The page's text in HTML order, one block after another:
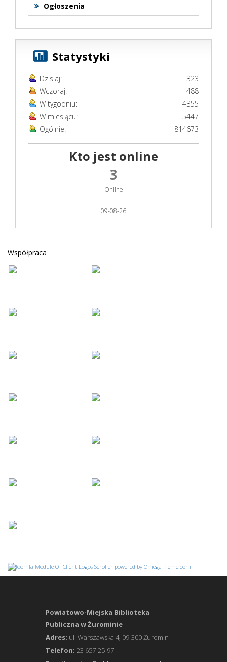
Ogłoszenia
Statystyki
Dzisiaj:
323
Wczoraj:
488
W tygodniu:
4355
W miesiącu:
5447
Ogólnie:
814673
Kto jest online
3
Online
09-08-26
Współpraca
Powiatowo-Miejska Biblioteka
Publiczna w Żurominie
Adres: ul. Warszawska 4, 09-300 Żuromin
Telefon: 23 657-25-97